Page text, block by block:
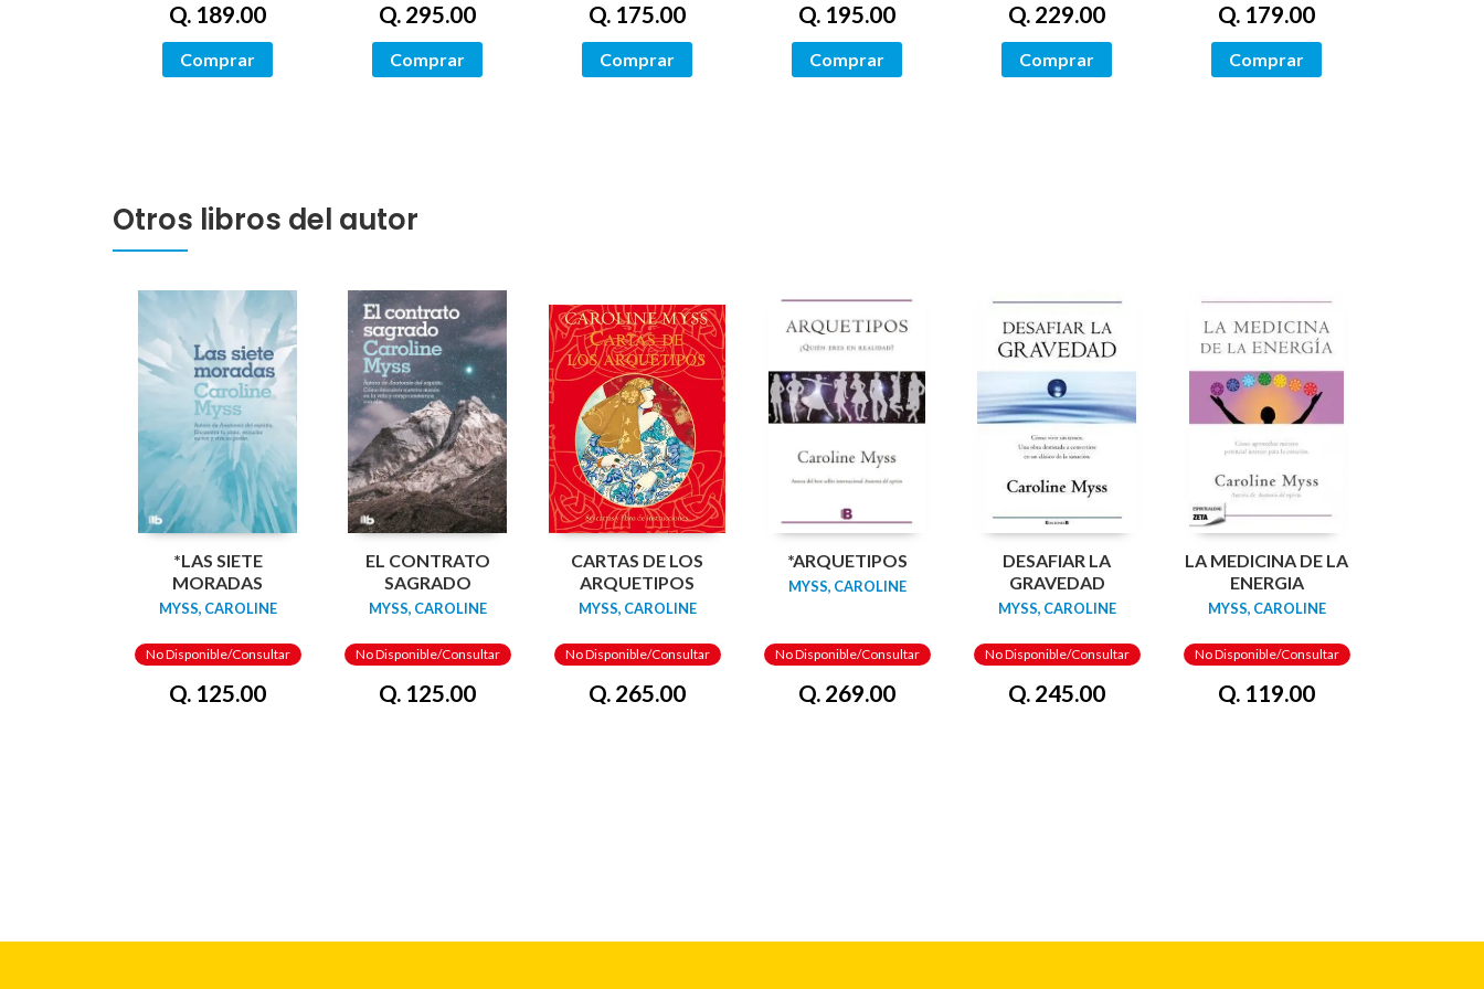
Q. 189.00
Comprar
Q. 295.00
Comprar
Q. 175.00
Comprar
Q. 195.00
Comprar
Q. 229.00
Comprar
Q. 179.00
Comprar
Otros libros del autor
*LAS SIETE
MORADAS
MYSS, CAROLINE
No Disponible/Consultar
Q. 125.00
EL CONTRATO
SAGRADO
MYSS, CAROLINE
No Disponible/Consultar
Q. 125.00
CARTAS DE LOS
ARQUETIPOS
MYSS, CAROLINE
No Disponible/Consultar
Q. 265.00
*ARQUETIPOS
MYSS, CAROLINE
No Disponible/Consultar
Q. 269.00
DESAFIAR LA
GRAVEDAD
MYSS, CAROLINE
No Disponible/Consultar
Q. 245.00
LA MEDICINA DE LA
ENERGIA
MYSS, CAROLINE
No Disponible/Consultar
Q. 119.00